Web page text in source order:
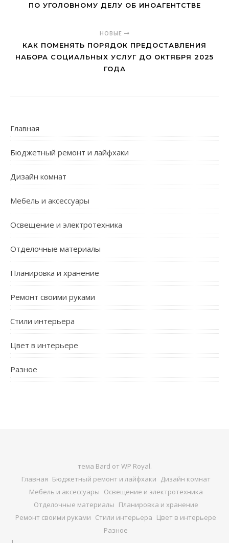
ПО УГОЛОВНОМУ ДЕЛУ ОБ ИНОАГЕНТСТВЕ
НОВЫЕ
КАК ПОМЕНЯТЬ ПОРЯДОК ПРЕДОСТАВЛЕНИЯ
НАБОРА СОЦИАЛЬНЫХ УСЛУГ ДО ОКТЯБРЯ 2025
ГОДА
Главная
Бюджетный ремонт и лайфхаки
Дизайн комнат
Мебель и аксессуары
Освещение и электротехника
Отделочные материалы
Планировка и хранение
Ремонт своими руками
Стили интерьера
Цвет в интерьере
Разное
тема Bard от WP Royal.
Главная Бюджетный ремонт и лайфхаки Дизайн комнат
Мебель и аксессуары Освещение и электротехника
Отделочные материалы Планировка и хранение
Ремонт своими руками Стили интерьера Цвет в интерьере
Разное